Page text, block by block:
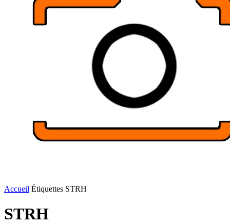
Accueil Étiquettes STRH
STRH